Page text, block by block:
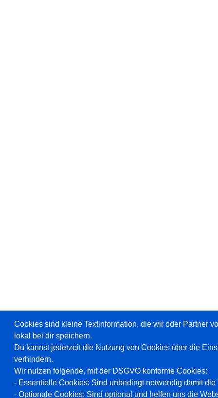
Cookies sind kleine Textinformation, die wir oder Partner
lokal bei dir speichern.
Du kannst jederzeit die Nutzung von Cookies über die
verhindern.
Wir nutzen folgende, mit der DSGVO konforme Cookies:
- Essentielle Cookies: Sind unbedingt notwendig damit
- Optionale Cookies: Sind optional und helfen uns die